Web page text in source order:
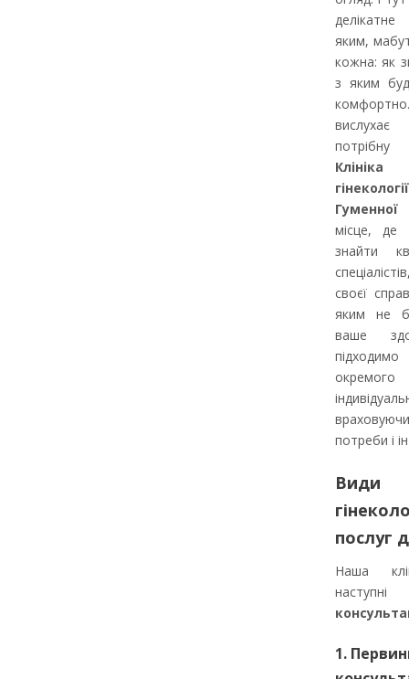
яким,
кожна: як
з яким
Клініка
Гуменної
місце, де
знайти
своєї
яким не
ваше
потреби і
Види
послуг
Наша
1.